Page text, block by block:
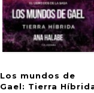
Los mundos de
Gael: Tierra